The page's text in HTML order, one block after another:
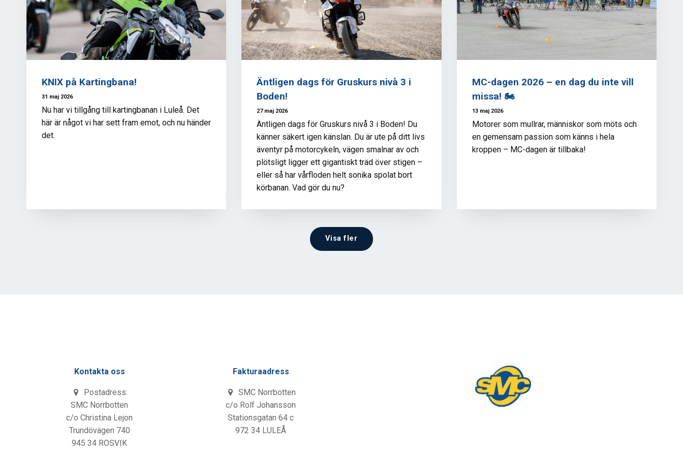
KNIX på Kartingbana!
31 maj 2026
Nu har vi tillgång till kartingbanan i Luleå. Det
här är något vi har sett fram emot, och nu händer
det.
Äntligen dags för Gruskurs nivå 3 i
Boden!
27 maj 2026
Äntligen dags för Gruskurs nivå 3 i Boden! Du
känner säkert igen känslan. Du är ute på ditt livs
äventyr på motorcykeln, vägen smalnar av och
plötsligt ligger ett gigantiskt träd över stigen –
eller så har vårfloden helt sonika spolat bort
körbanan. Vad gör du nu?
MC-dagen 2026 – en dag du inte vill
missa! 🏍️
13 maj 2026
Motorer som mullrar, människor som möts och
en gemensam passion som känns i hela
kroppen – MC-dagen är tillbaka!
Visa fler
Kontakta oss
Postadress:
SMC Norrbotten
c/o Christina Lejon
Trundövägen 740
945 34 ROSVIK
Fakturaadress
SMC Norrbotten
c/o Rolf Johansson
Stationsgatan 64 c
972 34 LULEÅ